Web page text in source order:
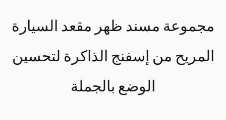
مجموعة مسند ظهر مقعد السيارة
المريح من إسفنج الذاكرة لتحسين
الوضع بالجملة